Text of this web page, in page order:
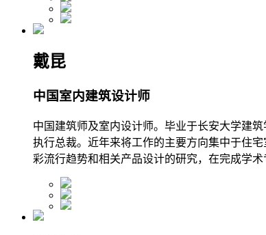
戴昆
中国室内建筑设计师
中国建筑师及室内设计师。毕业于长安大学建
执行总裁。近年来将工作的主要方向集中于住
彩流行趋势和相关产品设计的研究，在完成学